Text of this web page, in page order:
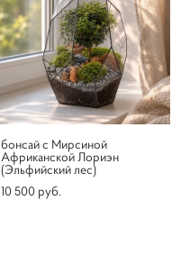
бонсай с Мирсиной
Африканской Лориэн
(Эльфийский лес)
10 500 pуб.